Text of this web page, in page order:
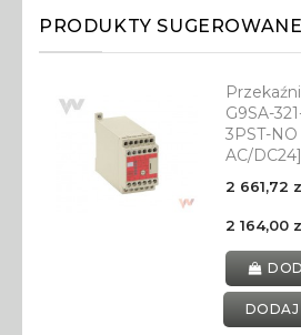
PRODUKTY SUGEROWANE
G9SA-
3PST-
AC/DC24]
2 661,72
2 164,00